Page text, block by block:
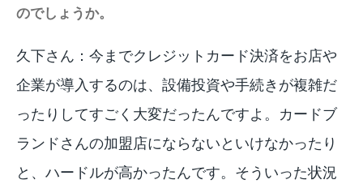
のでしょうか。
久下さん：今までクレジットカード決済をお店や
企業が導入するのは、設備投資や手続きが複雑だ
ったりしてすごく大変だったんですよ。カードブ
ランドさんの加盟店にならないといけなかったり
と、ハードルが高かったんです。そういった状況